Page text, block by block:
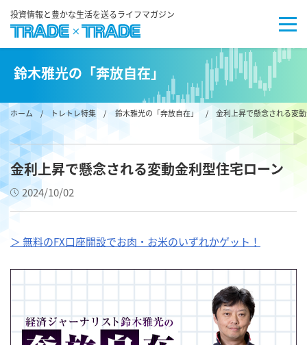
投資情報と豊かな生活を送るライフマガジン
鈴木雅光の「奔放自在」
ホーム/ トレトレ特集 / 鈴木雅光の「奔放自在」 / 金利上昇で懸念される変動
金利上昇で懸念される変動金利型住宅ローン
2024/10/02
＞ 無料のFX口座開設でお肉・お米のいずれかゲット！